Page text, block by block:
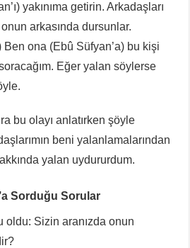
yakınıma getirin. Arkadaşları
arkasında dursunlar.
Ben ona (Ebû Süfyan’a) bu kişi
Eğer yalan söylerse
bu olayı anlatırken şöyle
beni yalanlamalarından
yalan uydururdum.
Sorduğu Sorular
oldu: Sizin aranızda onun